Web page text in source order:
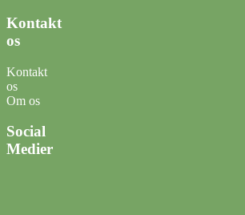
Kontakt
os
Kontakt
os
Om os
Social
Medier